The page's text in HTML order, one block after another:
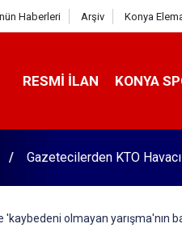
Haberleri Arşiv Konya
RESMI İLAN KONYA
Başkan Pekyatırmacı’dan
'kaybedeni olmayan yarışma'nın